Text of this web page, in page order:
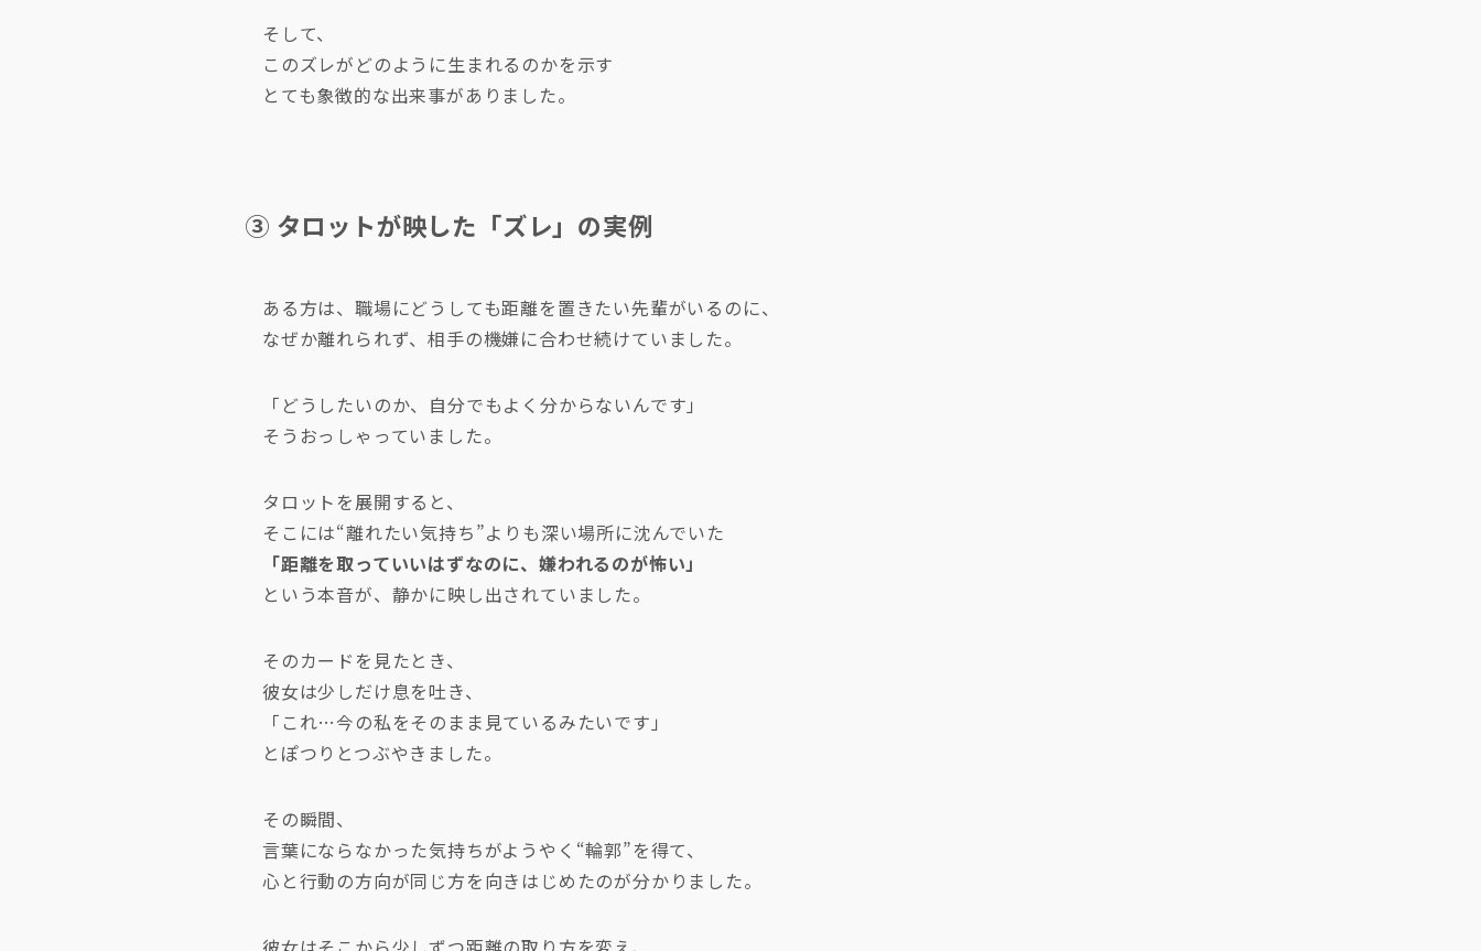
そして、
このズレがどのように生まれるのかを示す
とても象徴的な出来事がありました。
③ タロットが映した「ズレ」の実例
ある方は、職場にどうしても距離を置きたい先輩がいるのに、
なぜか離れられず、相手の機嫌に合わせ続けていました。
「どうしたいのか、自分でもよく分からないんです」
そうおっしゃっていました。
タロットを展開すると、
そこには“離れたい気持ち”よりも深い場所に沈んでいた
「距離を取っていいはずなのに、嫌われるのが怖い」
という本音が、静かに映し出されていました。
そのカードを見たとき、
彼女は少しだけ息を吐き、
「これ…今の私をそのまま見ているみたいです」
とぽつりとつぶやきました。
その瞬間、
言葉にならなかった気持ちがようやく“輪郭”を得て、
心と行動の方向が同じ方を向きはじめたのが分かりました。